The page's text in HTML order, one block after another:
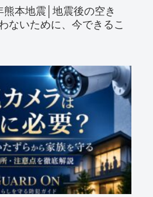
本地震│地震後の空き
ないために、今できるこ